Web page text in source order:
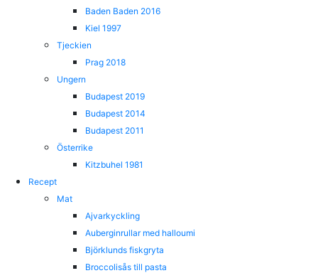
Baden Baden 2016
Kiel 1997
Tjeckien
Prag 2018
Ungern
Budapest 2019
Budapest 2014
Budapest 2011
Österrike
Kitzbuhel 1981
Recept
Mat
Ajvarkyckling
Auberginrullar med halloumi
Björklunds fiskgryta
Broccolisås till pasta